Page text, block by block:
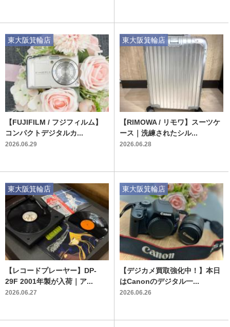
【FUJIFILM / フジフィルム】
コンパクトデジタルカ...
2026.06.29
東大阪箕輪店
【RIMOWA / リモワ】スーツケ
ース｜洗練されたシル...
2026.06.28
東大阪箕輪店
【レコードプレーヤー】DP-
29F 2001年製が入荷｜ア...
2026.06.27
東大阪箕輪店
【デジカメ買取強化中！】本日
はCanonのデジタル一...
2026.06.26
東大阪箕輪店